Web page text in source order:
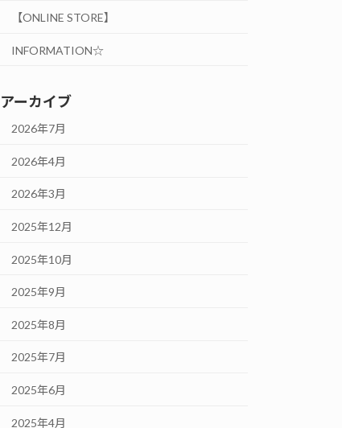
【ONLINE STORE】
INFORMATION☆
アーカイブ
2026年7月
2026年4月
2026年3月
2025年12月
2025年10月
2025年9月
2025年8月
2025年7月
2025年6月
2025年4月